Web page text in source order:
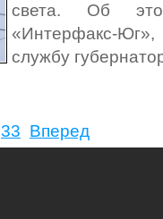
света. Об
«Интерфакс-Юг»,
службу
33 Вперед